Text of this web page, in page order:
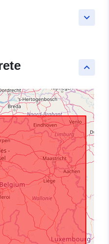
keyboard_arrow_down
keyboard_arrow_up